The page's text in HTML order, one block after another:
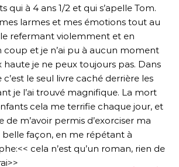
qui à 4 ans 1/2 et qui s’apelle Tom.
larmes et mes émotions tout au
refermant violemment et en
coup et je n’ai pu à aucun moment
haute je ne peux toujours pas. Dans
le seul livre caché derrière les
je l’ai trouvé magnifique. La mort
cela me terrifie chaque jour, et
de m’avoir permis d’exorciser ma
belle façon, en me répétant à
cela n’est qu’un roman, rien de